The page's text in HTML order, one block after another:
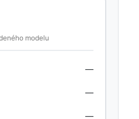
modelu
—
—
—